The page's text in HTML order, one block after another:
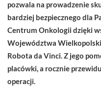
pozwala na prowadzenie
bardziej bezpiecznego dla
Centrum Onkologii dzięki
Województwa
Robota da Vinci. Z jego
placówki, a rocznie
operacji.